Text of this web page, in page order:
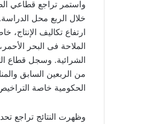
واستمر تراجع قطاعي
خلال الربع محل
ارتفاع تكاليف
الملاحة فى البحر
من الربعين السابق
الحكومية خاصة
وظهرت النتائج تراجع